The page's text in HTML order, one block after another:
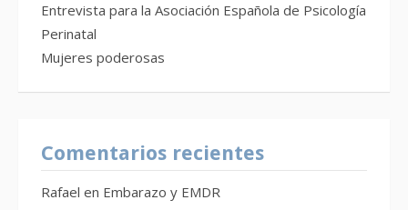
Entrevista para la Asociación Española de Psicología
Perinatal
Mujeres poderosas
Comentarios recientes
Rafael en Embarazo y EMDR